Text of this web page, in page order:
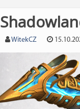
WitekCZ